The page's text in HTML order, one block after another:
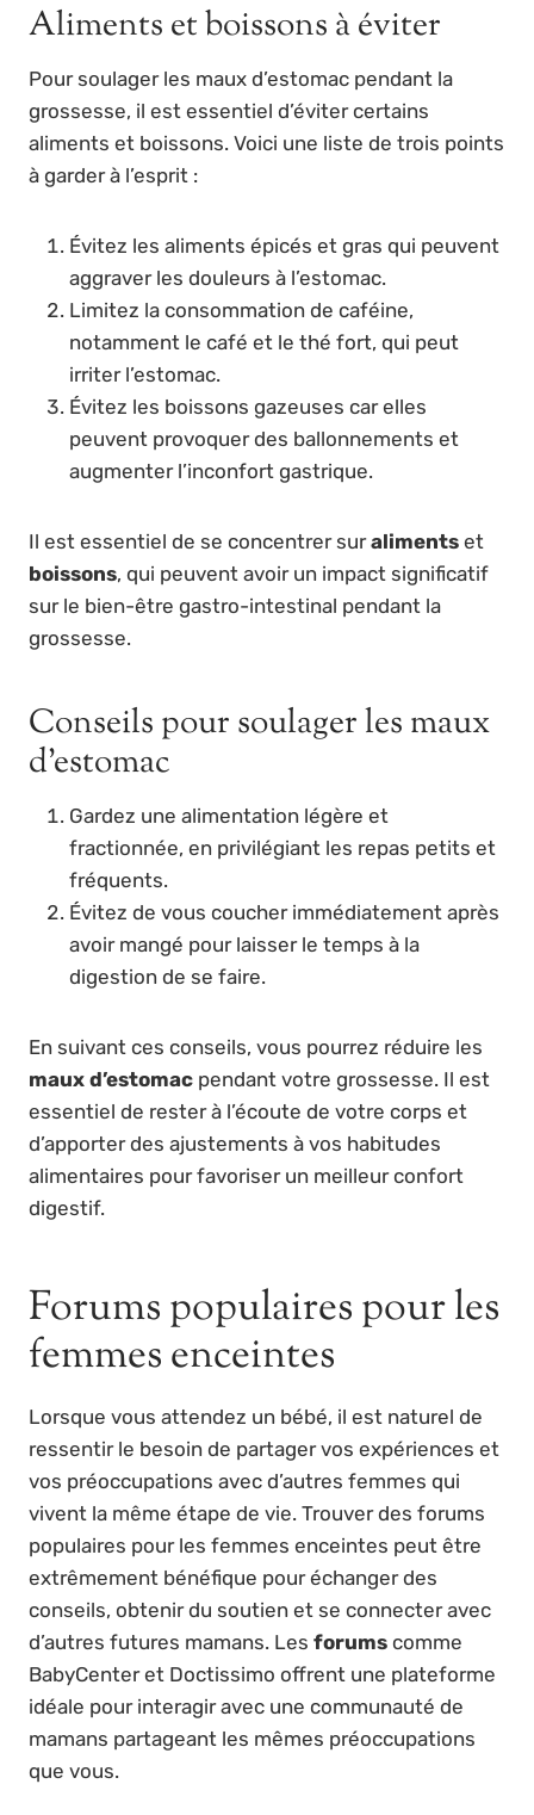
Aliments et boissons à éviter
Pour soulager les maux d’estomac pendant la
grossesse, il est essentiel d’éviter certains
aliments et boissons. Voici une liste de trois points
à garder à l’esprit :
Évitez les aliments épicés et gras qui peuvent
aggraver les douleurs à l’estomac.
Limitez la consommation de caféine,
notamment le café et le thé fort, qui peut
irriter l’estomac.
Évitez les boissons gazeuses car elles
peuvent provoquer des ballonnements et
augmenter l’inconfort gastrique.
Il est essentiel de se concentrer suraliments et
boissons, qui peuvent avoir un impact significatif
sur le bien-être gastro-intestinal pendant la
grossesse.
Conseils pour soulager les maux
d’estomac
Gardez une alimentation légère et
fractionnée, en privilégiant les repas petits et
fréquents.
Évitez de vous coucher immédiatement après
avoir mangé pour laisser le temps à la
digestion de se faire.
En suivant ces conseils, vous pourrez réduire les
maux d’estomac pendant votre grossesse. Il est
essentiel de rester à l’écoute de votre corps et
d’apporter des ajustements à vos habitudes
alimentaires pour favoriser un meilleur confort
digestif.
Forums populaires pour les
femmes enceintes
Lorsque vous attendez un bébé, il est naturel de
ressentir le besoin de partager vos expériences et
vos préoccupations avec d’autres femmes qui
vivent la même étape de vie. Trouver des forums
populaires pour les femmes enceintes peut être
extrêmement bénéfique pour échanger des
conseils, obtenir du soutien et se connecter avec
d’autres futures mamans. Les forums comme
BabyCenter et Doctissimo offrent une plateforme
idéale pour interagir avec une communauté de
mamans partageant les mêmes préoccupations
que vous.